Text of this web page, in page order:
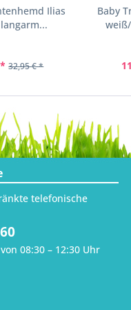
Ilias
32,95 € *
Baby
telefonische
08:30 – 12:30 Uhr